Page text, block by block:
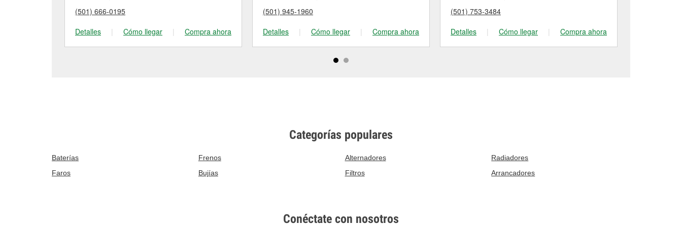
(501) 666-0195
Detalles
| Cómo llegar | Compra ahora
(501) 945-1960
Detalles
| Cómo llegar | Compra ahora
(501) 753-3484
Detalles
| Cómo llegar | Compra ahora
Categorías populares
Baterías Frenos Alternadores
Radiadores
Faros
Bujías Filtros Arrancadores
Conéctate con nosotros